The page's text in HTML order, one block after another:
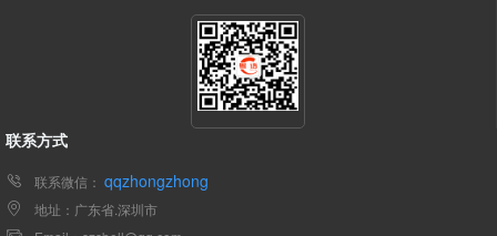
联系方式
联系微信： qqzhongzhong
地址：广东省.深圳市